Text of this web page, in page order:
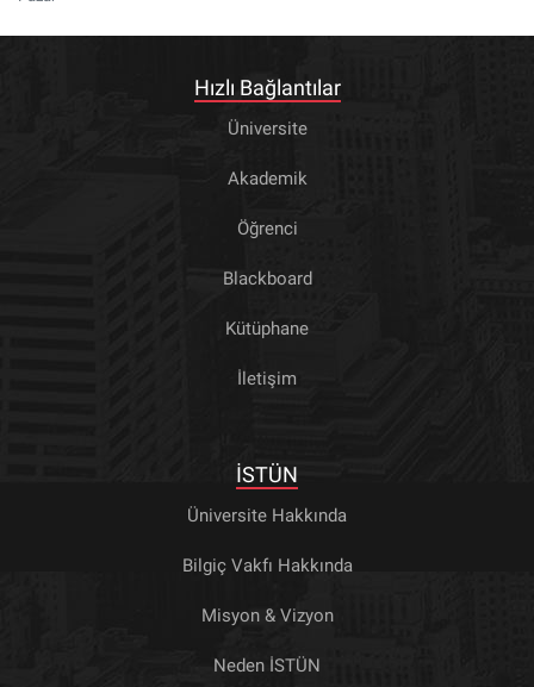
Hızlı Bağlantılar
Üniversite
Akademik
Öğrenci
Blackboard
Kütüphane
İletişim
İSTÜN
Üniversite Hakkında
Bilgiç Vakfı Hakkında
Misyon & Vizyon
Neden İSTÜN